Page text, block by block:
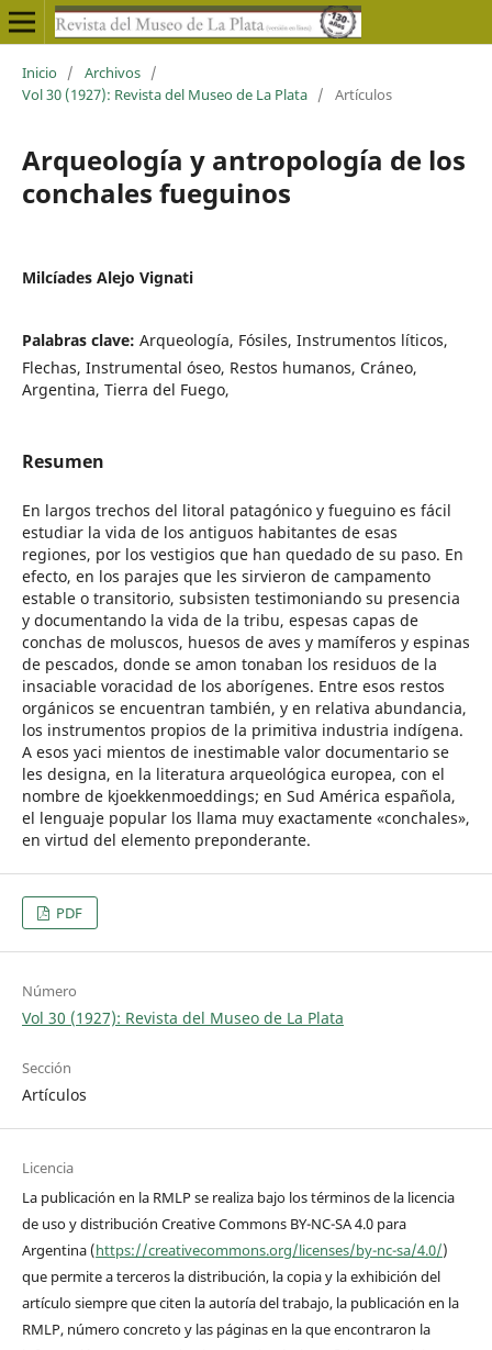
Inicio / Archivos /
Vol 30 (1927): Revista del Museo de La Plata / Artículos
Arqueología y antropología de los
conchales fueguinos
Milcíades Alejo Vignati
Palabras clave: Arqueología, Fósiles, Instrumentos líticos,
Flechas, Instrumental óseo, Restos humanos, Cráneo,
Argentina, Tierra del Fuego,
Resumen
En largos trechos del litoral patagónico y fueguino es fácil
estudiar la vida de los antiguos habitantes de esas
regiones, por los vestigios que han quedado de su paso. En
efecto, en los parajes que les sirvieron de campamento
estable o transitorio, subsisten testimoniando su presencia
y documentando la vida de la tribu, espesas capas de
conchas de moluscos, huesos de aves y mamíferos y espinas
de pescados, donde se amon tonaban los residuos de la
insaciable voracidad de los aborígenes. Entre esos restos
orgánicos se encuentran también, y en relativa abundancia,
los instrumentos propios de la primitiva industria indígena.
A esos yaci mientos de inestimable valor documentario se
les designa, en la literatura arqueológica europea, con el
nombre de kjoekkenmoeddings; en Sud América española,
el lenguaje popular los llama muy exactamente «conchales»,
en virtud del elemento preponderante.
PDF
Número
Vol 30 (1927): Revista del Museo de La Plata
Sección
Artículos
Licencia
La publicación en la RMLP se realiza bajo los términos de la licencia
de uso y distribución Creative Commons BY-NC-SA 4.0 para
Argentina (https://creativecommons.org/licenses/by-nc-sa/4.0/)
que permite a terceros la distribución, la copia y la exhibición del
artículo siempre que citen la autoría del trabajo, la publicación en la
RMLP, número concreto y las páginas en la que encontraron la